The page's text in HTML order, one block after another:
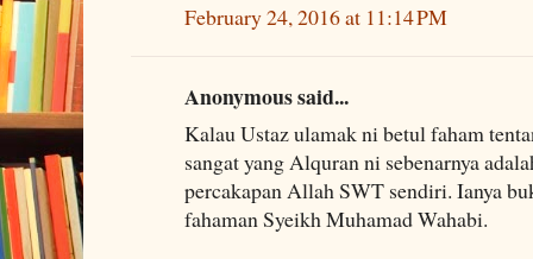
February 24, 2016 at 11:14 PM
Anonymous said...
Kalau Ustaz ulamak ni betul faham
sangat yang Alquran ni sebenarnya
percakapan Allah SWT sendiri. Ianya
fahaman Syeikh Muhamad Wahabi.